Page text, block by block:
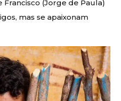
Francisco (Jorge de Paula)
mas se apaixonam